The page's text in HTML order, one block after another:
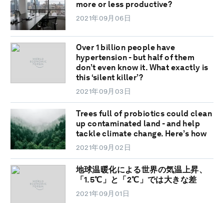
more or less productive?
2021年09月06日
Over 1 billion people have
hypertension - but half of them
don’t even know it. What exactly is
this ‘silent killer’?
2021年09月03日
Trees full of probiotics could clean
up contaminated land - and help
tackle climate change. Here’s how
2021年09月02日
地球温暖化による世界の気温上昇、
「1.5℃」と「2℃」では大きな差
2021年09月01日